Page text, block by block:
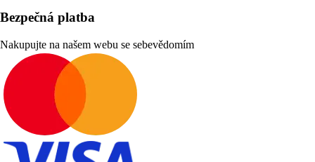
Bezpečná platba
Nakupujte na našem webu se sebevědomím